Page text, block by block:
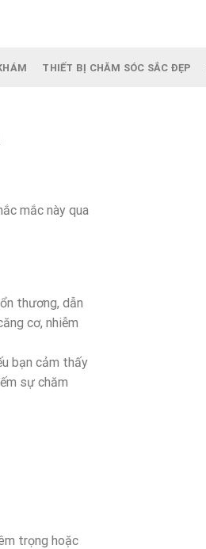
THIẾT BỊ CHĂM SÓC SẮC ĐẸP
mắc này qua
thương, dẫn
cơ, nhiễm
bạn cảm thấy
sự chăm
trọng hoặc